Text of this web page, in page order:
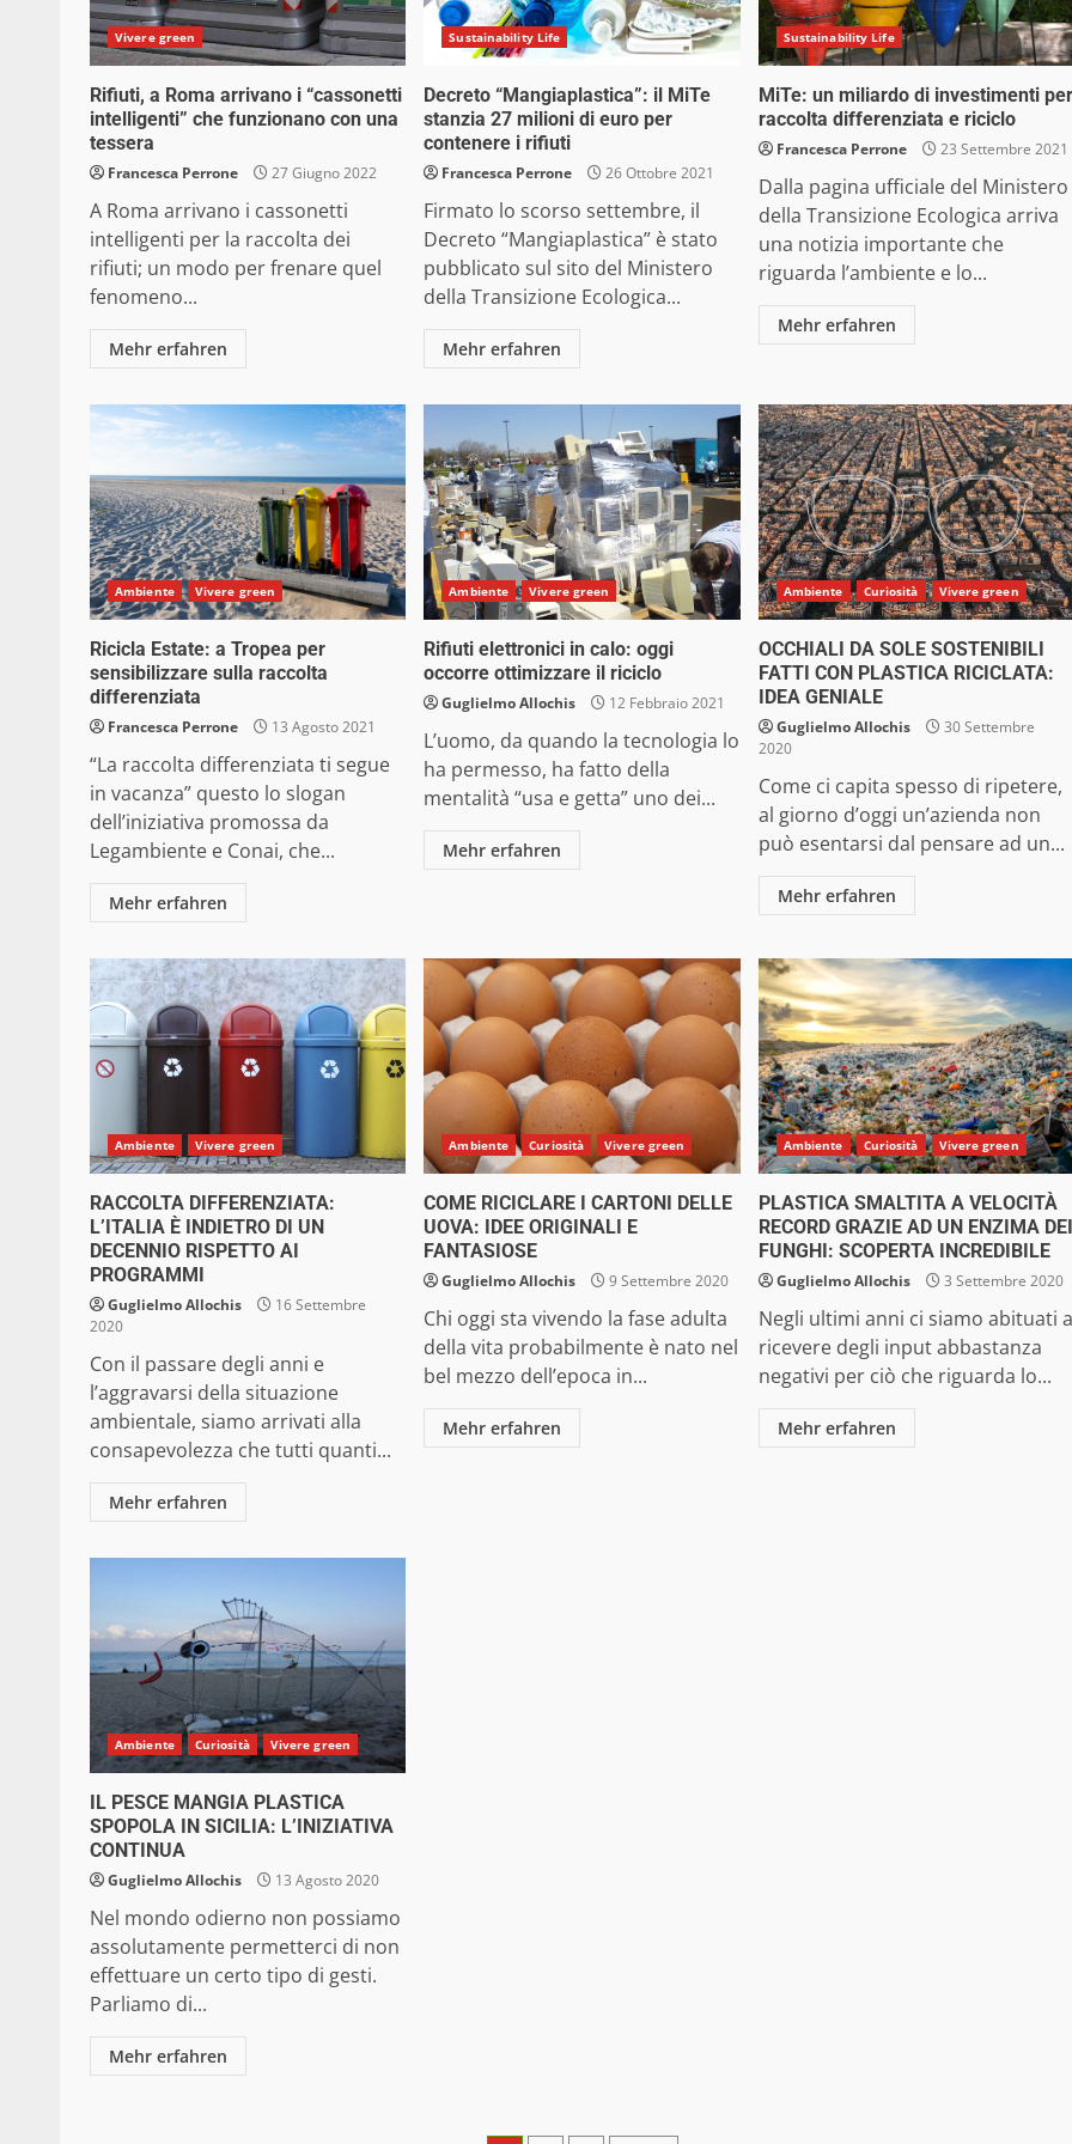
Vivere green
Rifiuti, a Roma arrivano i “cassonetti
intelligenti” che funzionano con una
tessera
Francesca Perrone 27 Giugno 2022
A Roma arrivano i cassonetti
intelligenti per la raccolta dei
rifiuti; un modo per frenare quel
fenomeno...
Mehr erfahren
Sustainability Life
Decreto “Mangiaplastica”: il MiTe
stanzia 27 milioni di euro per
contenere i rifiuti
Francesca Perrone 26 Ottobre 2021
Firmato lo scorso settembre, il
Decreto “Mangiaplastica” è stato
pubblicato sul sito del Ministero
della Transizione Ecologica...
Mehr erfahren
Sustainability Life
MiTe: un miliardo di investimenti per
raccolta differenziata e riciclo
Francesca Perrone 23 Settembre 2021
Dalla pagina ufficiale del Ministero
della Transizione Ecologica arriva
una notizia importante che
riguarda l’ambiente e lo...
Mehr erfahren
Ambiente Vivere green
Ricicla Estate: a Tropea per
sensibilizzare sulla raccolta
differenziata
Francesca Perrone 13 Agosto 2021
“La raccolta differenziata ti segue
in vacanza” questo lo slogan
dell’iniziativa promossa da
Legambiente e Conai, che...
Mehr erfahren
Ambiente Vivere green
Rifiuti elettronici in calo: oggi
occorre ottimizzare il riciclo
Guglielmo Allochis 12 Febbraio 2021
L’uomo, da quando la tecnologia lo
ha permesso, ha fatto della
mentalità “usa e getta” uno dei...
Mehr erfahren
Ambiente Curiosità Vivere green
OCCHIALI DA SOLE SOSTENIBILI
FATTI CON PLASTICA RICICLATA:
IDEA GENIALE
Guglielmo Allochis
30 Settembre
2020
Come ci capita spesso di ripetere,
al giorno d’oggi un’azienda non
può esentarsi dal pensare ad un...
Mehr erfahren
Ambiente Vivere green
RACCOLTA DIFFERENZIATA:
L’ITALIA È INDIETRO DI UN
DECENNIO RISPETTO AI
PROGRAMMI
Guglielmo Allochis
16 Settembre
2020
Con il passare degli anni e
l’aggravarsi della situazione
ambientale, siamo arrivati alla
consapevolezza che tutti quanti...
Mehr erfahren
Ambiente Curiosità Vivere green
COME RICICLARE I CARTONI DELLE
UOVA: IDEE ORIGINALI E
FANTASIOSE
Guglielmo Allochis 9 Settembre 2020
Chi oggi sta vivendo la fase adulta
della vita probabilmente è nato nel
bel mezzo dell’epoca in...
Mehr erfahren
Ambiente Curiosità Vivere green
PLASTICA SMALTITA A VELOCITÀ
RECORD GRAZIE AD UN ENZIMA DEI
FUNGHI: SCOPERTA INCREDIBILE
Guglielmo Allochis 3 Settembre 2020
Negli ultimi anni ci siamo abituati a
ricevere degli input abbastanza
negativi per ciò che riguarda lo...
Mehr erfahren
Ambiente Curiosità Vivere green
IL PESCE MANGIA PLASTICA
SPOPOLA IN SICILIA: L’INIZIATIVA
CONTINUA
Guglielmo Allochis 13 Agosto 2020
Nel mondo odierno non possiamo
assolutamente permetterci di non
effettuare un certo tipo di gesti.
Parliamo di...
Mehr erfahren